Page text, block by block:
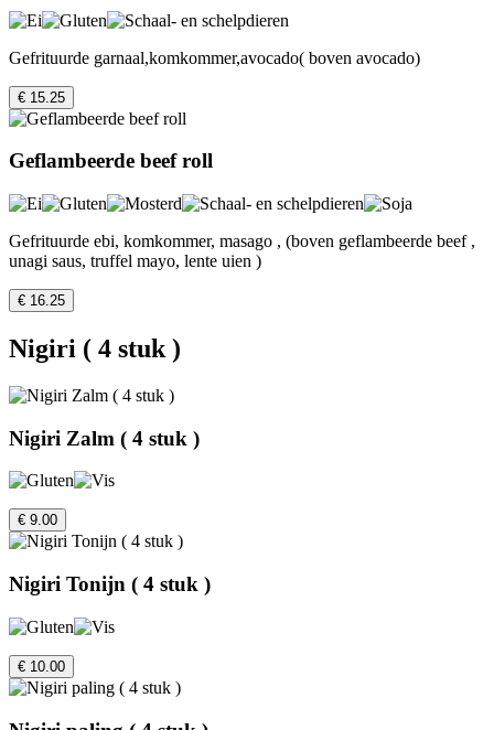
Gefrituurde garnaal,komkommer,avocado( boven avocado)
€ 15.25
Geflambeerde beef roll
Gefrituurde ebi, komkommer, masago , (boven geflambeerde beef ,
unagi saus, truffel mayo, lente uien )
€ 16.25
Nigiri ( 4 stuk )
Nigiri Zalm ( 4 stuk )
€ 9.00
Nigiri Tonijn ( 4 stuk )
€ 10.00